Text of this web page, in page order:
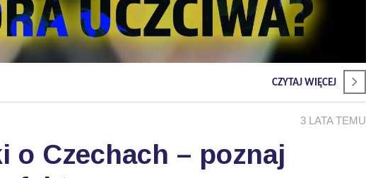
CZYTAJ WIĘCEJ
3 LATA TEMU
o Czechach – poznaj